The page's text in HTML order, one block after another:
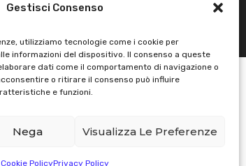
Gestisci Consenso
utilizziamo tecnologie come i cookie per
informazioni del dispositivo. Il consenso a queste
dati come il comportamento di navigazione o
o ritirare il consenso può influire
e funzioni.
Nega Visualizza Le Preferenze
Cookie PolicyPrivacy Policy